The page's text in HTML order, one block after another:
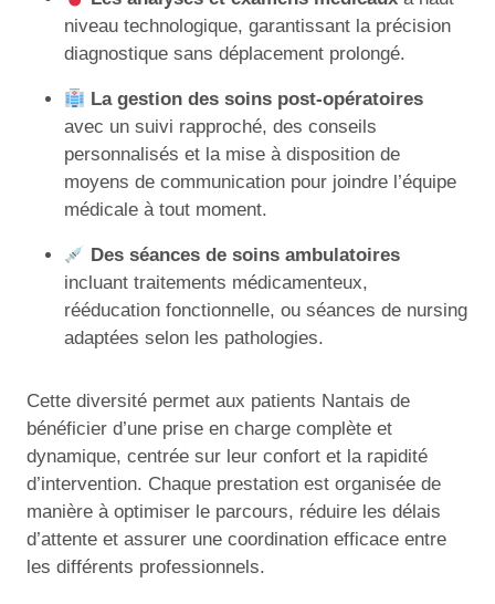
niveau technologique, garantissant la précision
diagnostique sans déplacement prolongé.
La gestion des soins post-opératoires
avec un suivi rapproché, des conseils
personnalisés et la mise à disposition de
moyens de communication pour joindre l’équipe
médicale à tout moment.
Des séances de soins ambulatoires
incluant traitements médicamenteux,
rééducation fonctionnelle, ou séances de nursing
adaptées selon les pathologies.
Cette diversité permet aux patients Nantais de
bénéficier d’une prise en charge complète et
dynamique, centrée sur leur confort et la rapidité
d’intervention. Chaque prestation est organisée de
manière à optimiser le parcours, réduire les délais
d’attente et assurer une coordination efficace entre
les différents professionnels.